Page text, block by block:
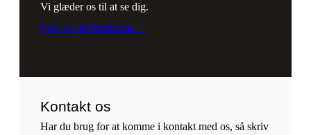
Vi glæder os til at se dig.
Følg os på facebook →
Kontakt os
Har du brug for at komme i kontakt med os, så skriv